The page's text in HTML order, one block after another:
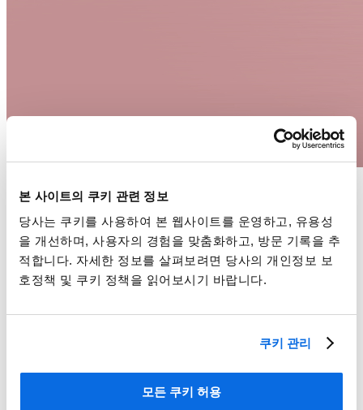
본 사이트의 쿠키 관련 정보
당사는 쿠키를 사용하여 본 웹사이트를 운영하고, 유용성
을 개선하며, 사용자의 경험을 맞춤화하고, 방문 기록을 추
적합니다. 자세한 정보를 살펴보려면 당사의 개인정보 보
호정책 및 쿠키 정책을 읽어보시기 바랍니다.
쿠키 관리
모든 쿠키 허용
Whitepaper
더 스마트한 제품 개발 및 기획 결정
더 알아보기